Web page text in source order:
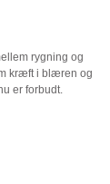
rygning og
kræft i blæren og
er forbudt.